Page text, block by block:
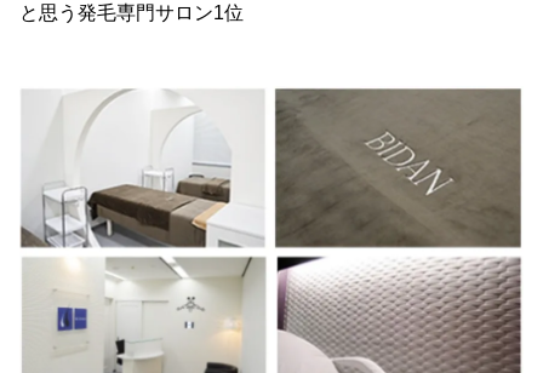
と思う発毛専門サロン1位